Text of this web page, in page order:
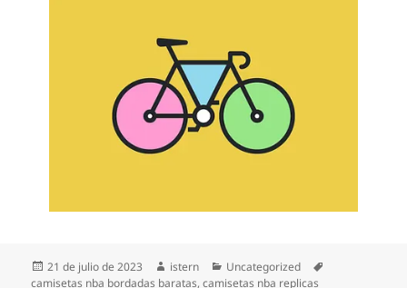
Publicado
el
21 de julio de 2023 Autor
istern Categorías
Uncategorized
camisetas nba bordadas baratas,camisetas nba replicas